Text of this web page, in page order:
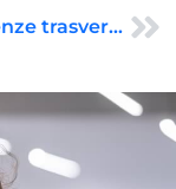
Competenze trasversali: la chiave per il successo nel mondo del lavoro che cambia